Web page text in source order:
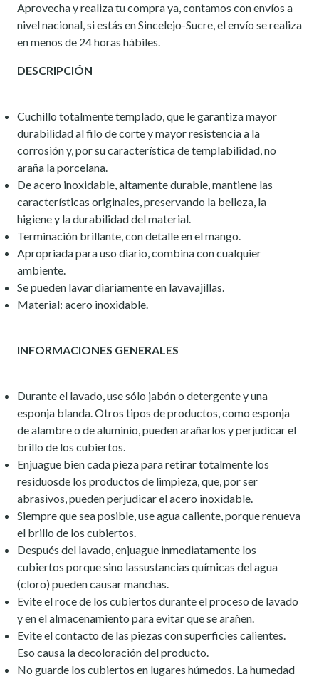
Aprovecha y realiza tu compra ya, contamos con envíos a
nivel nacional, si estás en Sincelejo-Sucre, el envío se realiza
en menos de 24 horas hábiles.
DESCRIPCIÓN
Cuchillo totalmente templado, que le garantiza mayor
durabilidad al filo de corte y mayor resistencia a la
corrosión y, por su característica de templabilidad, no
araña la porcelana.
De acero inoxidable, altamente durable, mantiene las
características originales, preservando la belleza, la
higiene y la durabilidad del material.
Terminación brillante, con detalle en el mango.
Apropriada para uso diario, combina con cualquier
ambiente.
Se pueden lavar diariamente en lavavajillas.
Material: acero inoxidable.
INFORMACIONES GENERALES
Durante el lavado, use sólo jabón o detergente y una
esponja blanda. Otros tipos de productos, como esponja
de alambre o de aluminio, pueden arañarlos y perjudicar el
brillo de los cubiertos.
Enjuague bien cada pieza para retirar totalmente los
residuosde los productos de limpieza, que, por ser
abrasivos, pueden perjudicar el acero inoxidable.
Siempre que sea posible, use agua caliente, porque renueva
el brillo de los cubiertos.
Después del lavado, enjuague inmediatamente los
cubiertos porque sino lassustancias químicas del agua
(cloro) pueden causar manchas.
Evite el roce de los cubiertos durante el proceso de lavado
y en el almacenamiento para evitar que se arañen.
Evite el contacto de las piezas con superficies calientes.
Eso causa la decoloración del producto.
No guarde los cubiertos en lugares húmedos. La humedad